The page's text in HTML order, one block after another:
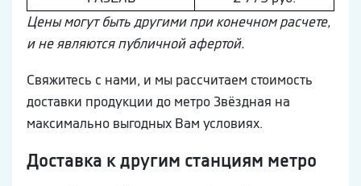
Цены могут быть другими при конечном расчете,
и не являются публичной афертой.
Свяжитесь с нами, и мы рассчитаем стоимость
доставки продукции до метро Звёздная на
максимально выгодных Вам условиях.
Доставка к другим станциям метро